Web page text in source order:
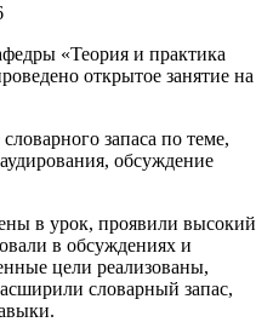
«Теория и практика
открытое занятие на
запаса по теме,
обсуждение
в урок, проявили высокий
в обсуждениях и
цели реализованы,
словарный запас,